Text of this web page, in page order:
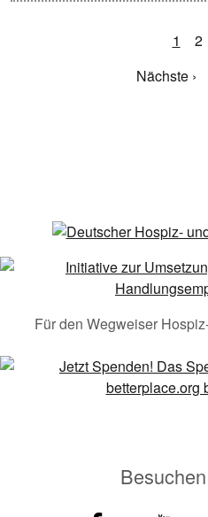
1 2
Nächste ›
Für den Wegweiser